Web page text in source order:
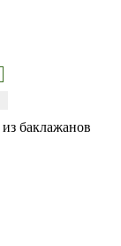
баклажанов